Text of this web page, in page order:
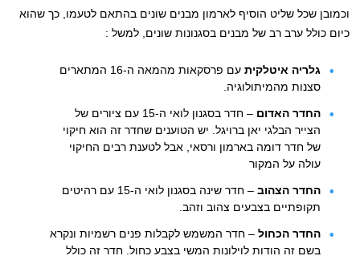
וכמובן שכל שליט הוסיף לארמון מבנים שונים בהתאם לטעמו, כך שהוא
כיום כולל ערב רב של מבנים בסגנונות שונים, למשל :
גלריה איטלקית
עם פרסקאות מהמאה ה-16 המתארים
סצנות מהמיתולוגיה.
החדר האדום
– חדר בסגנון לואי ה-15 עם ציורים של
הצייר הבלגי יאן ברויגל. יש הטוענים שחדר זה הוא חיקוי
של חדר דומה בארמון ורסאי, אבל לטענת רבים החיקוי
עולה על המקור
החדר הצהוב
– חדר שינה בסגנון לואי ה-15 עם רהיטים
תקופתיים בצבעים צהוב וזהב.
החדר הכחול– חדר המשמש לקבלות פנים רשמיות ונקרא
בשם זה הודות לוילונות המשי בצבע כחול. חדר זה כולל